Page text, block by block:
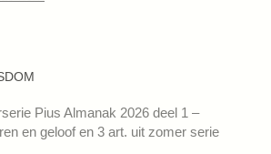
Pius Almanak 2026 deel 1 –
en geloof en 3 art. uit zomer serie